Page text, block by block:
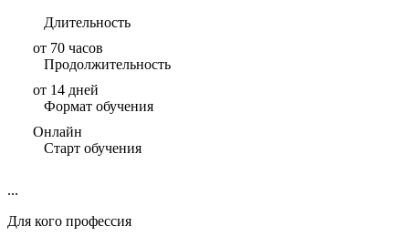
Длительность
от 70 часов
Продолжительность
от 14 дней
Формат обучения
Онлайн
Старт обучения
...
Для кого профессия